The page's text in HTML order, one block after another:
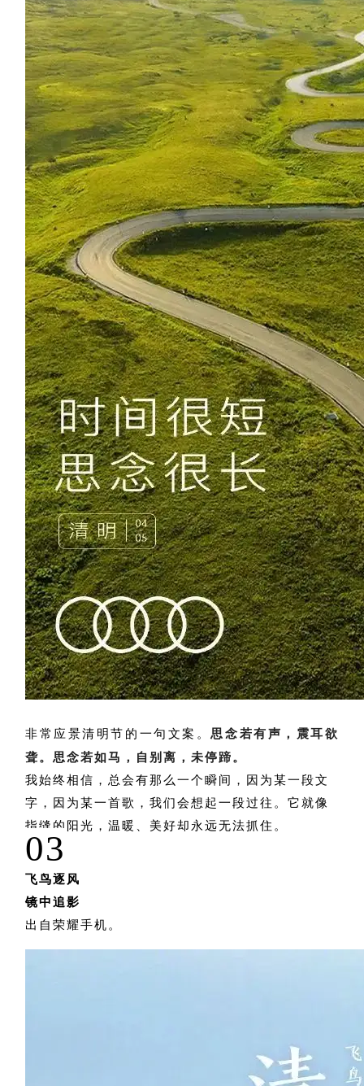
非常应景清明节的一句文案。思念若有声，震耳欲
聋。思念若如马，自别离，未停蹄。
我始终相信，总会有那么一个瞬间，因为某一段文
字，因为某一首歌，我们会想起一段过往。它就像
指缝的阳光，温暖、美好却永远无法抓住。
03
飞鸟逐风
镜中追影
出自荣耀手机。